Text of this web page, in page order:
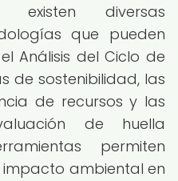
existen diversas
que pueden
Análisis del Ciclo de
de sostenibilidad, las
de recursos y las
de huella
permiten
ambiental en